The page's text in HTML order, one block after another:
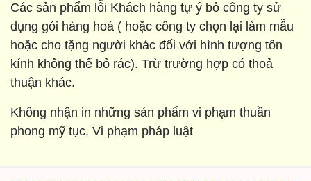
Các sản phẩm lỗi Khách hàng tự ý bỏ công ty sử
dụng gói hàng hoá ( hoặc công ty chọn lại làm mẫu
hoặc cho tặng người khác đối với hình tượng tôn
kính không thể bỏ rác). Trừ trường hợp có thoả
thuận khác.
Không nhận in những sản phẩm vi phạm thuần
phong mỹ tục. Vi phạm pháp luật